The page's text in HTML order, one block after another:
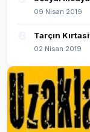
09 Nisan 2019
Tarçın
02 Nisan 2019